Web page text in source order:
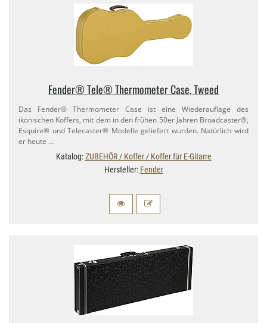
Fender® Tele® Thermometer Case, Tweed
Das Fender® Thermometer Case ist eine Wiederauflage des
ikonischen Koffers, mit dem in den frühen 50er Jahren Broadcaster®,
Esquire® und Telecaster® Modelle geliefert wurden. Natürlich wird
er heute …
Katalog:ZUBEHÖR / Koffer / Koffer für E-Gitarre
Hersteller: Fender